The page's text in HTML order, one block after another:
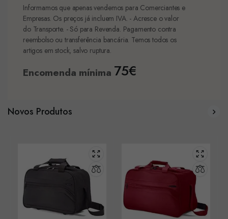
Informamos que apenas vendemos para Comerciantes e
Empresas. Os preços já incluem IVA. - Acresce o valor
do Transporte. - Só para Revenda. Pagamento contra
reembolso ou transferência bancária. Temos todos os
artigos em stock, salvo ruptura.
Encomenda mínima 75€
Novos Produtos